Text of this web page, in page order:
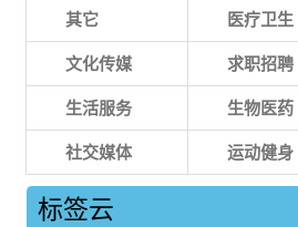
其它 医疗卫生
文化传媒 求职招聘
生活服务 生物医药
社交媒体 运动健身
标签云